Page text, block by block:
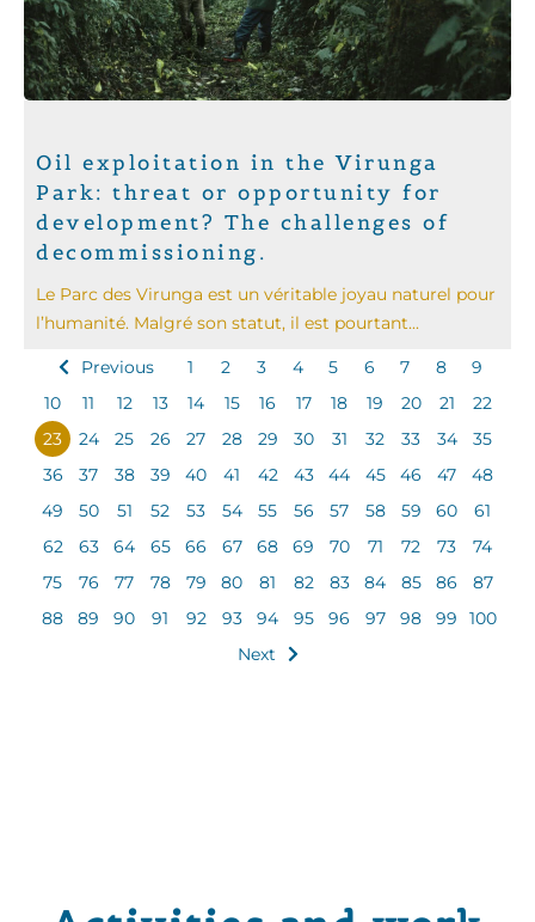
Oil exploitation in the Virunga
Park: threat or opportunity for
development? The challenges of
decommissioning.
Le Parc des Virunga est un véritable joyau naturel pour
l’humanité. Malgré son statut, il est pourtant...
Previous 1 2 3 4 5 6 7 8
9
10
11 12 13 14 15 16 17 18 19 20 21
22
23
24 25 26 27 28 29 30 31 32 33 34
35
36
37 38 39 40 41 42 43 44 45 46 47
48
49
50 51 52 53 54 55 56 57 58 59 60
61
62
63 64 65 66 67 68 69 70 71 72 73
74
75
76 77 78 79 80 81 82 83 84 85 86
87
88
89 90 91 92 93 94 95 96 97 98 99
100
Next